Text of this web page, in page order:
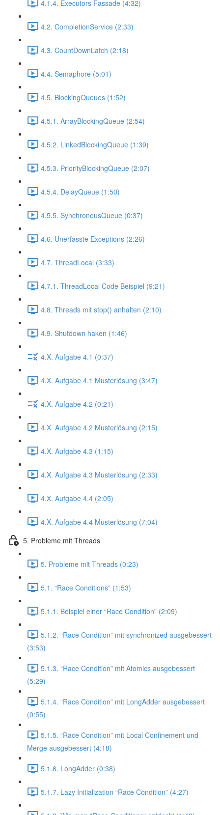
4.1.4. Executors Fassade (4:32)
4.2. CompletionService (2:33)
4.3. CountDownLatch (2:18)
4.4. Semaphore (5:01)
4.5. BlockingQueues (1:52)
4.5.1. ArrayBlockingQueue (2:54)
4.5.2. LinkedBlockingQueue (1:39)
4.5.3. PriorityBlockingQueue (2:07)
4.5.4. DelayQueue (1:50)
4.5.5. SynchronousQueue (0:37)
4.6. Unerfasste Exceptions (2:26)
4.7. ThreadLocal (3:33)
4.7.1. ThreadLocal Code Beispiel (9:21)
4.8. Threads mit stop() anhalten (2:10)
4.9. Shutdown haken (1:46)
4.X. Aufgabe 4.1 (0:37)
4.X. Aufgabe 4.1 Musterlösung (3:47)
4.X. Aufgabe 4.2 (0:21)
4.X. Aufgabe 4.2 Musterlösung (2:15)
4.X. Aufgabe 4.3 (1:15)
4.X. Aufgabe 4.3 Musterlösung (2:33)
4.X. Aufgabe 4.4 (2:05)
4.X. Aufgabe 4.4 Musterlösung (7:04)
5. Probleme mit Threads
5. Probleme mit Threads (0:23)
5.1. “Race Conditions” (1:53)
5.1.1. Beispiel einer “Race Condition” (2:09)
5.1.2. “Race Condition” mit synchronized ausgebessert
(3:53)
5.1.3. “Race Condition” mit Atomics ausgebessert
(5:29)
5.1.4. “Race Condition” mit LongAdder ausgebessert
(0:55)
5.1.5. “Race Condition” mit Local Confinement und
Merge ausgebessert (4:18)
5.1.6. LongAdder (0:38)
5.1.7. Lazy Initialization “Race Condition” (4:27)